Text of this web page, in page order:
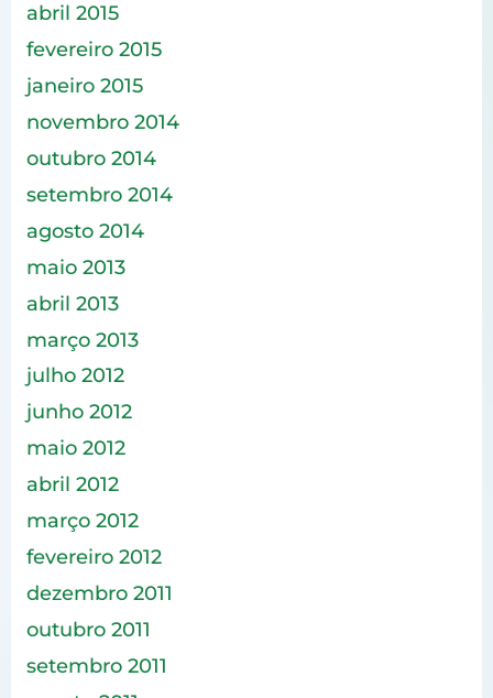
abril 2015
fevereiro 2015
janeiro 2015
novembro 2014
outubro 2014
setembro 2014
agosto 2014
maio 2013
abril 2013
março 2013
julho 2012
junho 2012
maio 2012
abril 2012
março 2012
fevereiro 2012
dezembro 2011
outubro 2011
setembro 2011